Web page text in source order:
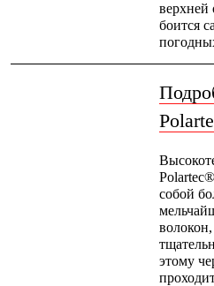
верхней
боится
собой
этому